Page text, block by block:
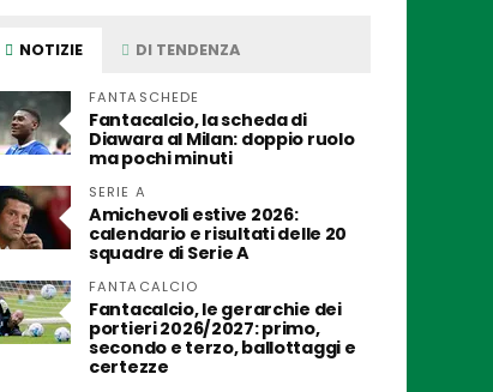
NOTIZIE DI TENDENZA
FANTASCHEDE
Fantacalcio, la scheda di
Diawara al Milan: doppio ruolo
ma pochi minuti
SERIE A
Amichevoli estive 2026:
calendario e risultati delle 20
squadre di Serie A
FANTACALCIO
Fantacalcio, le gerarchie dei
portieri 2026/2027: primo,
secondo e terzo, ballottaggi e
certezze